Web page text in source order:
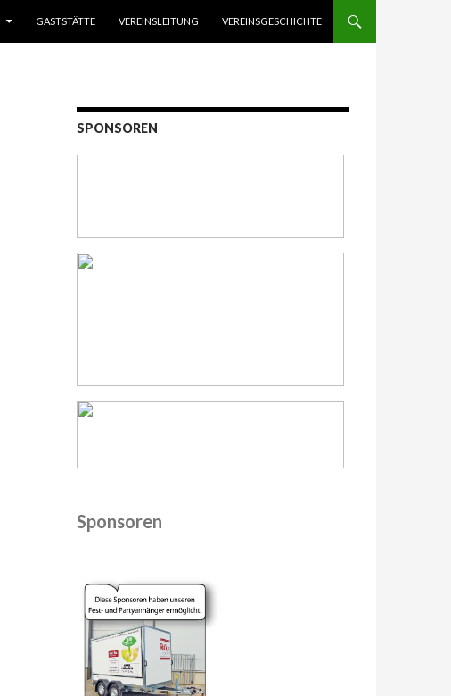
GASTSTÄTTE VEREINSLEITUNG VEREINSGESCHICHTE
SPONSOREN
Sponsoren